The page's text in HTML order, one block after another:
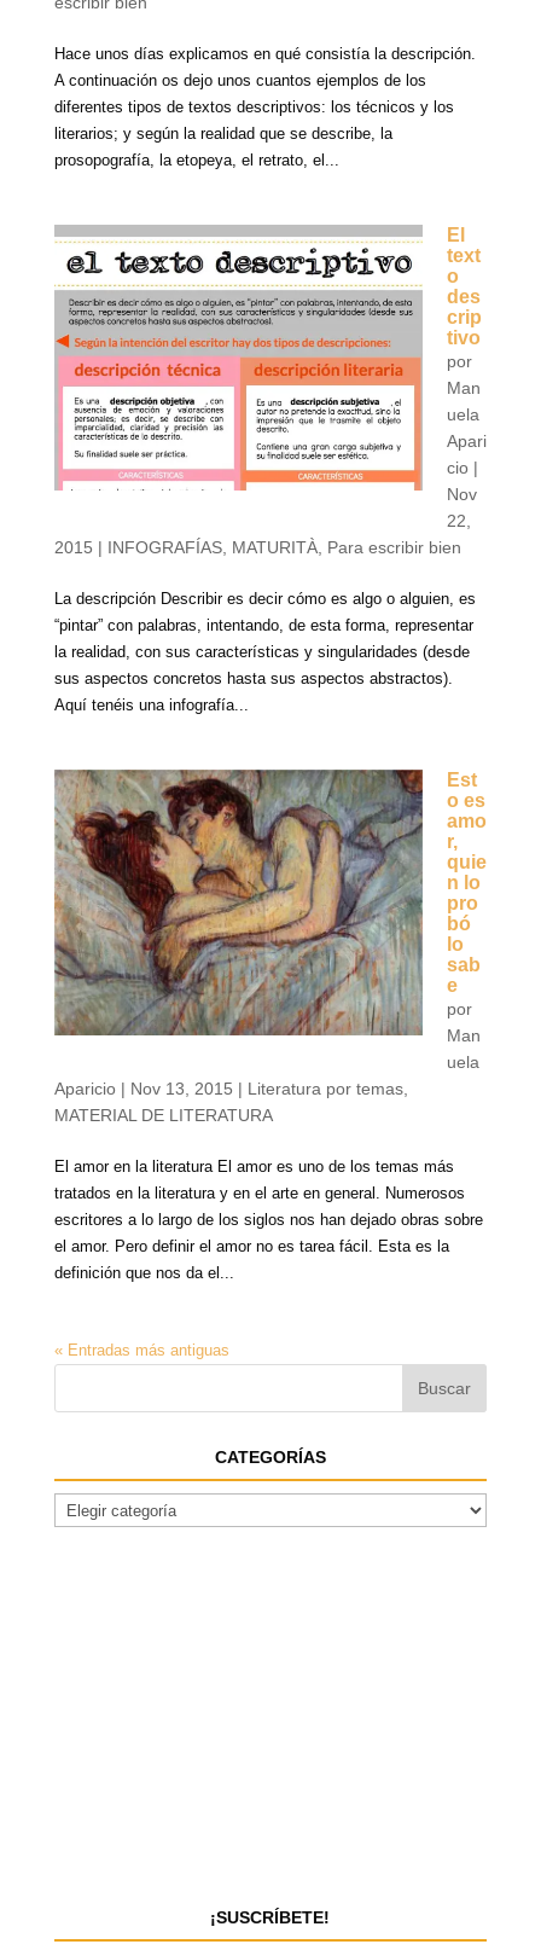
Hace unos días explicamos en qué consistía la descripción.
A continuación os dejo unos cuantos ejemplos de los
diferentes tipos de textos descriptivos: los técnicos y los
literarios; y según la realidad que se describe, la
prosopografía, la etopeya, el retrato, el...
El
text
o
des
crip
tivo
por
Man
uela
Apari
cio|
Nov
22,
2015 | INFOGRAFÍAS, MATURITÀ, Para escribir bien
La descripción Describir es decir cómo es algo o alguien, es
“pintar” con palabras, intentando, de esta forma, representar
la realidad, con sus características y singularidades (desde
sus aspectos concretos hasta sus aspectos abstractos).
Aquí tenéis una infografía...
Est
o es
amo
r,
quie
n lo
pro
bó
lo
sab
e
por
Man
uela
Aparicio| Nov 13, 2015 | Literatura por temas,
MATERIAL DE LITERATURA
El amor en la literatura El amor es uno de los temas más
tratados en la literatura y en el arte en general. Numerosos
escritores a lo largo de los siglos nos han dejado obras sobre
el amor. Pero definir el amor no es tarea fácil. Esta es la
definición que nos da el...
« Entradas más antiguas
CATEGORÍAS
¡SUSCRÍBETE!